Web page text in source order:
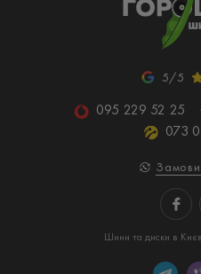
5/5
095 229 52 25
073
Шини та диски в